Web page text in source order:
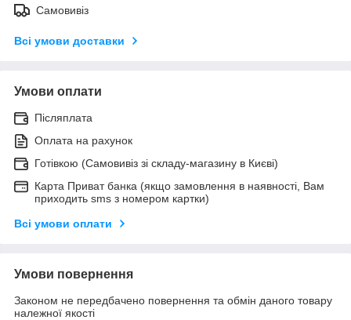
Самовивіз
Всі умови доставки
Умови оплати
Післяплата
Оплата на рахунок
Готівкою (Самовивіз зі складу-магазину в Києві)
Карта Приват банка (якщо замовлення в наявності, Вам
приходить sms з номером картки)
Всі умови оплати
Умови повернення
Законом не передбачено повернення та обмін даного товару
належної якості